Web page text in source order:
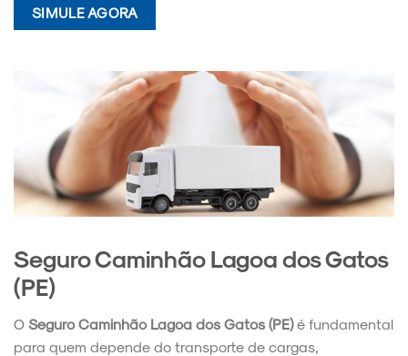
SIMULE AGORA
Seguro Caminhão Lagoa dos Gatos
(PE)
O Seguro Caminhão Lagoa dos Gatos (PE)é fundamental
para quem depende do transporte de cargas,